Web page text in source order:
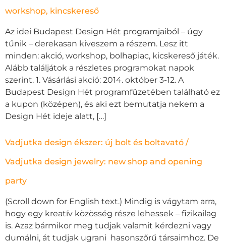
workshop, kincskereső
Az idei Budapest Design Hét programjaiból – úgy
tűnik – derekasan kiveszem a részem. Lesz itt
minden: akció, workshop, bolhapiac, kicskereső játék.
Alább találjátok a részletes programokat napok
szerint. 1. Vásárlási akció: 2014. október 3-12. A
Budapest Design Hét programfüzetében található ez
a kupon (középen), és aki ezt bemutatja nekem a
Design Hét ideje alatt, […]
Vadjutka design ékszer: új bolt és boltavató /
Vadjutka design jewelry: new shop and opening
party
(Scroll down for English text.) Mindig is vágytam arra,
hogy egy kreatív közösség része lehessek – fizikailag
is. Azaz bármikor meg tudjak valamit kérdezni vagy
dumálni, át tudjak ugrani hasonszőrű társaimhoz. De